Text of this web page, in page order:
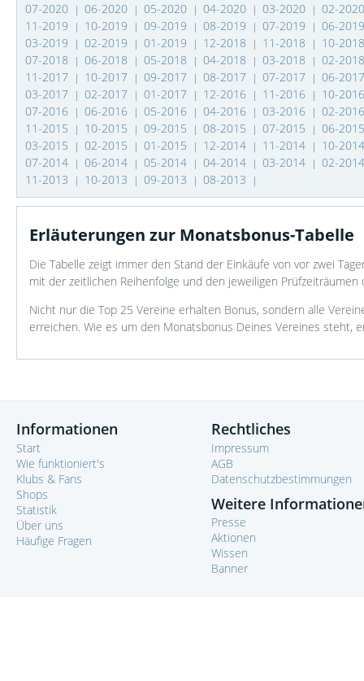
07-2020 | 06-2020 | 05-2020 | 04-2020 | 03-2020 | 02-
11-2019
| 10-2019 | 09-2019 | 08-2019 | 07-2019 | 06-
03-2019
| 02-2019 | 01-2019 | 12-2018 | 11-2018 | 10-
07-2018
| 06-2018 | 05-2018 | 04-2018 | 03-2018 | 02-
11-2017 | 10-2017 | 09-2017 | 08-2017 | 07-2017 | 06-
03-2017 | 02-2017 | 01-2017 | 12-2016 | 11-2016 | 10-
07-2016 | 06-2016 | 05-2016 | 04-2016 | 03-2016 | 02-
11-2015
| 10-2015 | 09-2015 | 08-2015 | 07-2015 | 06-
03-2015
| 02-2015 | 01-2015 | 12-2014 | 11-2014 | 10-
07-2014 | 06-2014 | 05-2014 | 04-2014 | 03-2014 | 02-
11-2013
| 10-2013 | 09-2013 | 08-2013 |
Erläuterungen zur Monatsbonus-Tabelle
Die Tabelle zeigt immer den Stand der Einkäufe von vor zwei
mit der zeitlichen Reihenfolge und den jeweiligen Prüfzeiträumen
Nicht nur die Top 25 Vereine erhalten Bonus, sondern alle
erreichen. Wie es um den Monatsbonus Deines Vereines steht,
Informationen
Start
Wie funktioniert's
Klubs & Fans
Shops
Statistik
Über uns
Häufige Fragen
Rechtliches
Impressum
AGB
Datenschutzbestimmungen
Weitere
Presse
Aktionen
Wissen
Banner